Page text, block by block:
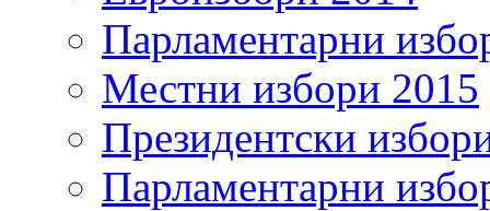
Парламентарни
Местни избори 2015
Президентски
Парламентарни